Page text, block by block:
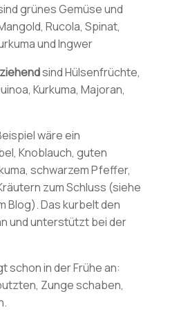
grünes Gemüse und
Rucola, Spinat,
und Ingwer
sind Hülsenfrüchte,
Kurkuma, Majoran,
wäre ein
Knoblauch, guten
schwarzem Pfeffer,
zum Schluss (siehe
Blog). Das kurbelt den
und unterstützt bei der
schon in der Frühe an:
Zunge schaben,